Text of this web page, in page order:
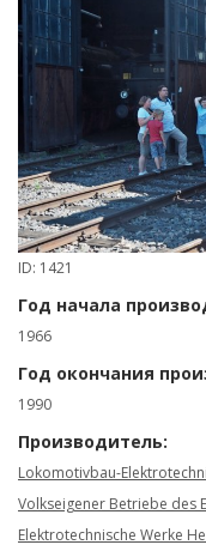
ID: 1421
Год начала
1966
Год окончания
1990
Производитель:
Lokomotivbau-
Volkseigener Betriebe des
Elektrotechnische Werke